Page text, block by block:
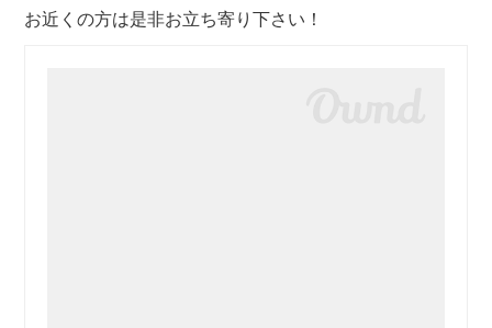
お近くの方は是非お立ち寄り下さい！